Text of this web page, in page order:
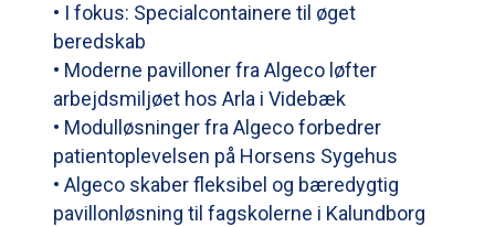
• I fokus: Specialcontainere til øget
beredskab
• Moderne pavilloner fra Algeco løfter
arbejdsmiljøet hos Arla i Videbæk
• Modulløsninger fra Algeco forbedrer
patientoplevelsen på Horsens Sygehus
• Algeco skaber fleksibel og bæredygtig
pavillonløsning til fagskolerne i Kalundborg